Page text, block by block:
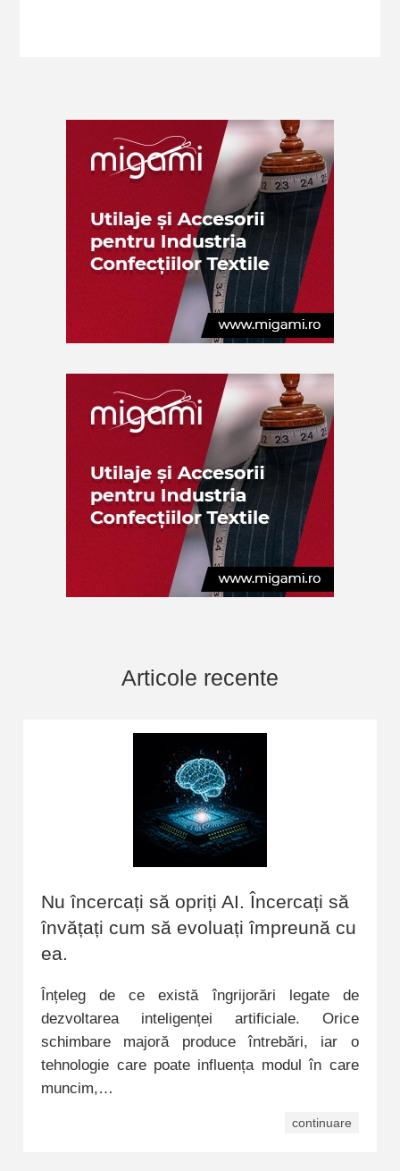
Articole recente
Nu încercați să opriți AI. Încercați să
învățați cum să evoluați împreună cu
ea.
Înțeleg de ce există îngrijorări legate de
dezvoltarea inteligenței artificiale. Orice
schimbare majoră produce întrebări, iar o
tehnologie care poate influența modul în care
muncim,…
continuare